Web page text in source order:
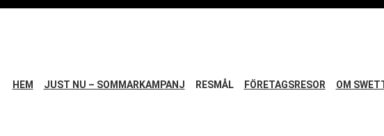
HEM JUST NU – SOMMARKAMPANJ RESMÅL FÖRETAGSRESOR OM